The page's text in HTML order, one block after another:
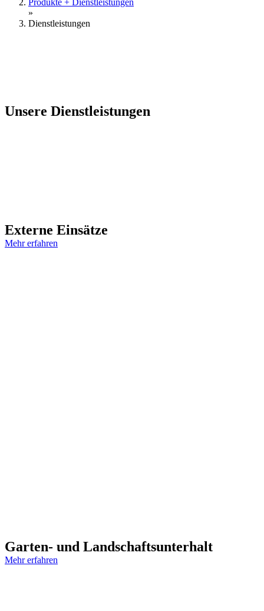
Produkte + Dienstleistungen
»
Dienstleistungen
Unsere Dienstleistungen
Externe Einsätze
Mehr erfahren
Garten- und Landschaftsunterhalt
Mehr erfahren